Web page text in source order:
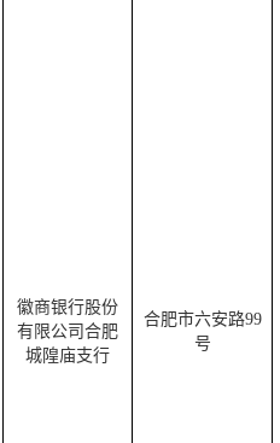
徽商银行股份
有限公司合肥
城隍庙支行
合肥市六安路99
号